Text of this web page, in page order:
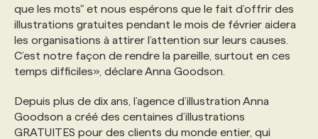
que les mots" et nous espérons que le fait d’offrir des
illustrations gratuites pendant le mois de février aidera
les organisations à attirer l’attention sur leurs causes.
C’est notre façon de rendre la pareille, surtout en ces
temps difficiles», déclare Anna Goodson.
Depuis plus de dix ans, l’agence d’illustration Anna
Goodson a créé des centaines d’illustrations
GRATUITES pour des clients du monde entier, qui